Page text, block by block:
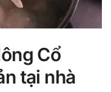
Cổ
tại nhà